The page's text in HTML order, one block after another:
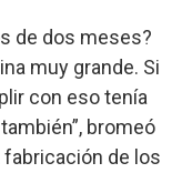
de dos meses?
muy grande. Si
con eso tenía
bromeó
fabricación de los